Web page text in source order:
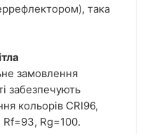
така
замовлення
забезпечують
кольорів CRI96,
Rf=93, Rg=100.